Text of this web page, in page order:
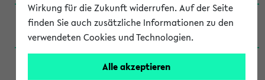
Anglistik: British and American Studies / B.A.
(Einschreibung bis SoSe 2013)
Anglistik: British and American Studies / Ba
(Einschreibung bis SoSe 2011)
Wirkung für die Zukunft widerrufen. Auf der Seite
finden Sie auch zusätzliche Informationen zu den
verwendeten Cookies und Technologien.
Alle akzeptieren